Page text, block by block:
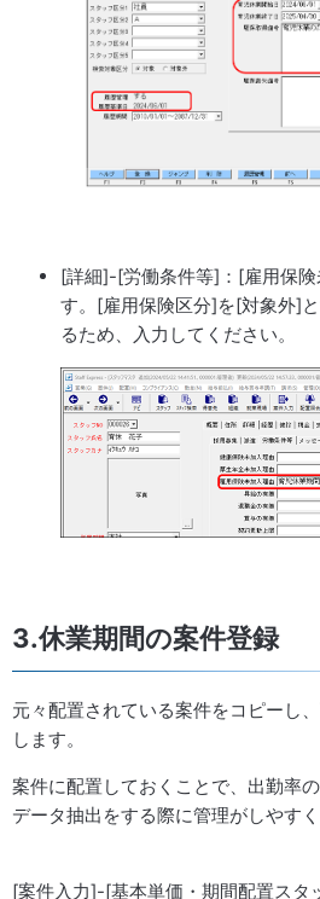
[詳細]-[労働条件等]：[雇用保
す。[雇用保険区分]を[対象外]
るため、入力してください。
3.休業期間の案件登録
元々配置されている案件をコピーし
します。
案件に配置しておくことで、出勤率
データ抽出をする際に管理がしやすく
[案件入力]-[基本単価・期間配置スタ